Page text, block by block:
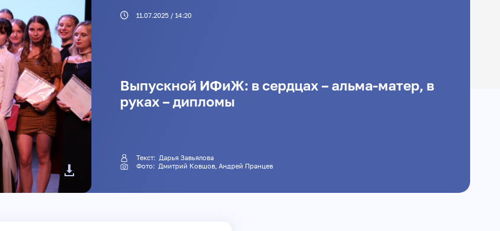
11.07.2025 / 14:20
Выпускной ИФиЖ: в сердцах – альма-матер, в
руках – дипломы
Текст: Дарья Завьялова
Фото: Дмитрий Ковшов, Андрей Пранцев